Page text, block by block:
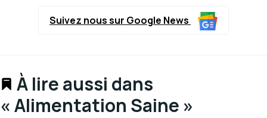
Suivez nous sur Google News
À lire aussi dans
« Alimentation Saine »